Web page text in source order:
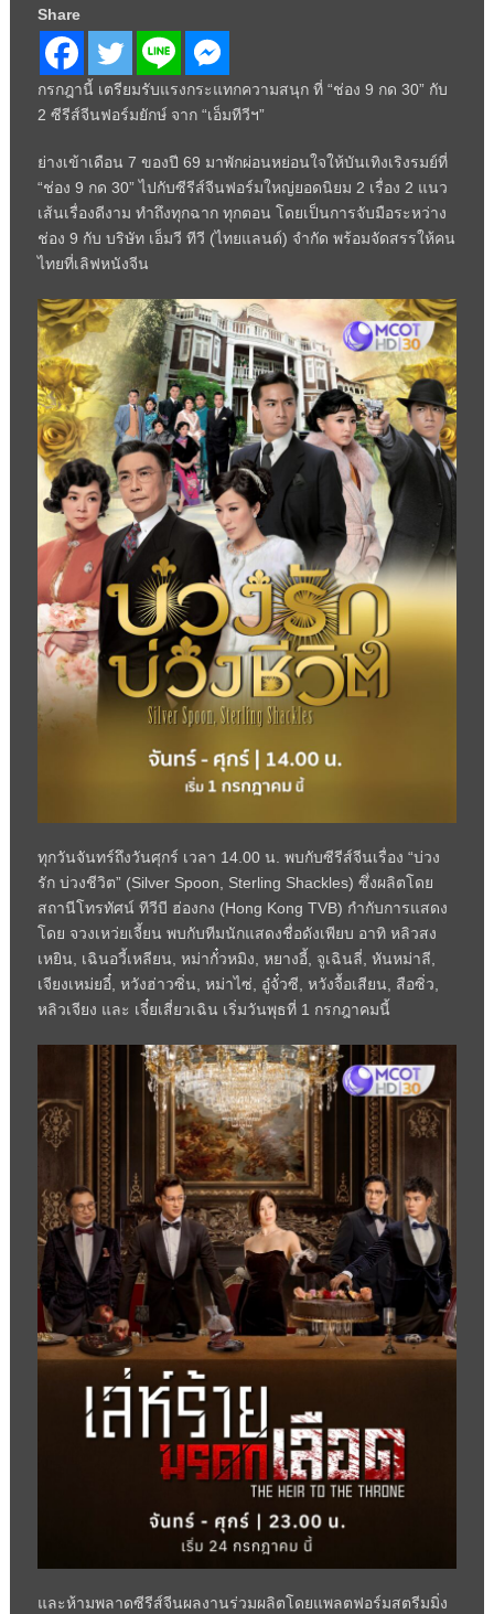
Share
กรกฎานี้ เตรียมรับแรงกระแทกความสนุก ที่ “ช่อง 9 กด 30” กับ
2 ซีรีส์จีนฟอร์มยักษ์ จาก “เอ็มทีวีฯ”
ย่างเข้าเดือน 7 ของปี 69 มาพักผ่อนหย่อนใจให้บันเทิงเริงรมย์ที่
“ช่อง 9 กด 30” ไปกับซีรีส์จีนฟอร์มใหญ่ยอดนิยม 2 เรื่อง 2 แนว
เส้นเรื่องดีงาม ทำถึงทุกฉาก ทุกตอน โดยเป็นการจับมือระหว่าง
ช่อง 9 กับ บริษัท เอ็มวี ทีวี (ไทยแลนด์) จำกัด พร้อมจัดสรรให้คน
ไทยที่เลิฟหนังจีน
ทุกวันจันทร์ถึงวันศุกร์ เวลา 14.00 น. พบกับซีรีส์จีนเรื่อง “บ่วง
รัก บ่วงชีวิต” (Silver Spoon, Sterling Shackles) ซึ่งผลิตโดย
สถานีโทรทัศน์ ทีวีบี ฮ่องกง (Hong Kong TVB) กำกับการแสดง
โดย จวงเหว่ยเจี้ยน พบกับทีมนักแสดงชื่อดังเพียบ อาทิ หลิวสง
เหยิน, เฉินอวี้เหลียน, หม่ากั๋วหมิง, หยางอี้, จูเฉินลี่, หันหม่าลี,
เจียงเหม่ยอี๋, หวังฮ่าวซิ่น, หม่าไซ่, อู๋จั๋วซี, หวังจื้อเสียน, สือซิ่ว,
หลิวเจียง และ เจี๋ยเสี่ยวเฉิน เริ่มวันพุธที่ 1 กรกฎาคมนี้
และห้ามพลาดซีรีส์จีนผลงานร่วมผลิตโดยแพลตฟอร์มสตรีมมิ่ง